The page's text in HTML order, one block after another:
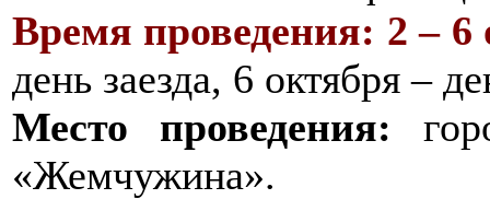
Время проведения: 2 – 6
день заезда, 6 октября –
Место проведения:
«Жемчужина».